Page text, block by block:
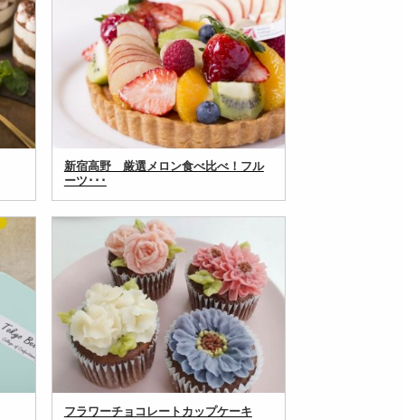
新宿高野 厳選メロン食べ比べ！フル
ーツ･･･
フラワーチョコレートカップケーキ